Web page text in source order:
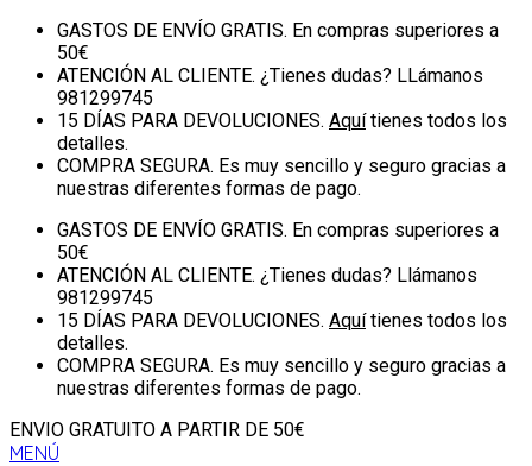
GASTOS DE ENVÍO GRATIS. En compras superiores a
50€
ATENCIÓN AL CLIENTE. ¿Tienes dudas? LLámanos
981299745
15 DÍAS PARA DEVOLUCIONES. Aquítienes todos los
detalles.
COMPRA SEGURA. Es muy sencillo y seguro gracias a
nuestras diferentes formas de pago.
GASTOS DE ENVÍO GRATIS. En compras superiores a
50€
ATENCIÓN AL CLIENTE. ¿Tienes dudas? Llámanos
981299745
15 DÍAS PARA DEVOLUCIONES. Aquítienes todos los
detalles.
COMPRA SEGURA. Es muy sencillo y seguro gracias a
nuestras diferentes formas de pago.
ENVIO GRATUITO A PARTIR DE 50€
MENÚ